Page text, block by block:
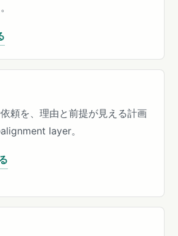
頼を、理由と前提が見える計画
layer。